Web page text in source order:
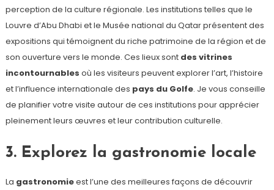
perception de la culture régionale. Les institutions telles que le
Louvre d’Abu Dhabi et le Musée national du Qatar présentent des
expositions qui témoignent du riche patrimoine de la région et de
son ouverture vers le monde. Ces lieux sont des vitrines
incontournables où les visiteurs peuvent explorer l’art, l’histoire
et l’influence internationale des pays du Golfe. Je vous conseille
de planifier votre visite autour de ces institutions pour apprécier
pleinement leurs œuvres et leur contribution culturelle.
3. Explorez la gastronomie locale
La gastronomieest l’une des meilleures façons de découvrir